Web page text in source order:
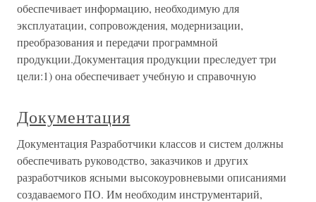
обеспечивает информацию, необходимую для
эксплуатации, сопровождения, модернизации,
преобразования и передачи программной
продукции.Документация продукции преследует три
цели:1) она обеспечивает учебную и справочную
Документация
Документация Разработчики классов и систем должны
обеспечивать руководство, заказчиков и других
разработчиков ясными высокоуровневыми описаниями
создаваемого ПО. Им необходим инструментарий,